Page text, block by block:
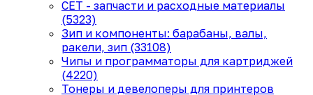
CET - запчасти и расходные материалы
(5323)
Зип и компоненты: барабаны, валы,
ракели, зип (33108)
Чипы и программаторы для картриджей
(4220)
Тонеры и девелоперы для принтеров